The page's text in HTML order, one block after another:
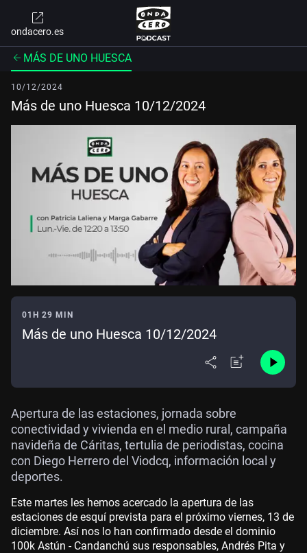
ondacero.es
MÁS DE UNO HUESCA
10/12/2024
Más de uno Huesca 10/12/2024
01H 29 MIN
Más de uno Huesca 10/12/2024
Apertura de las estaciones, jornada sobre
conectividad y vivienda en el medio rural, campaña
navideña de Cáritas, tertulia de periodistas, cocina
con Diego Herrero del Viodcq, información local y
deportes.
Este martes les hemos acercado la apertura de las
estaciones de esquí prevista para el próximo viernes, 13 de
diciembre. Así nos lo han confirmado desde el dominio
100k Astún - Candanchú sus responsables, Andrés Pita y